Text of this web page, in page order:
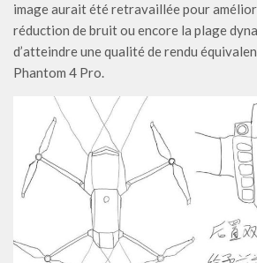
image aurait été retravaillée pour
réduction de bruit ou encore la plage
d’atteindre une qualité de rendu
Phantom 4 Pro.